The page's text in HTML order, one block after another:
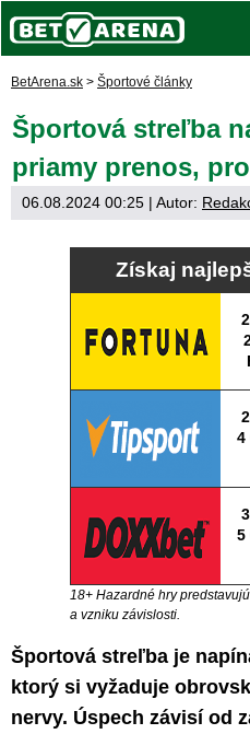
BetArena.sk > Športové články
Športová streľba
priamy prenos,
06.08.2024 00:25 | Autor:
Získaj
4
5
18+ Hazardné hry
a vzniku závislosti.
Športová streľba je
ktorý si vyžaduje
nervy. Úspech závisí od